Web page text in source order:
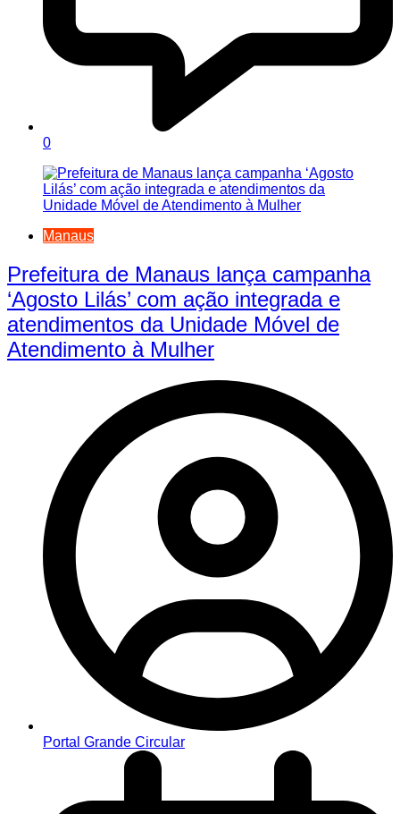
0
Manaus
Prefeitura de Manaus lança campanha
‘Agosto Lilás’ com ação integrada e
atendimentos da Unidade Móvel de
Atendimento à Mulher
Portal Grande Circular